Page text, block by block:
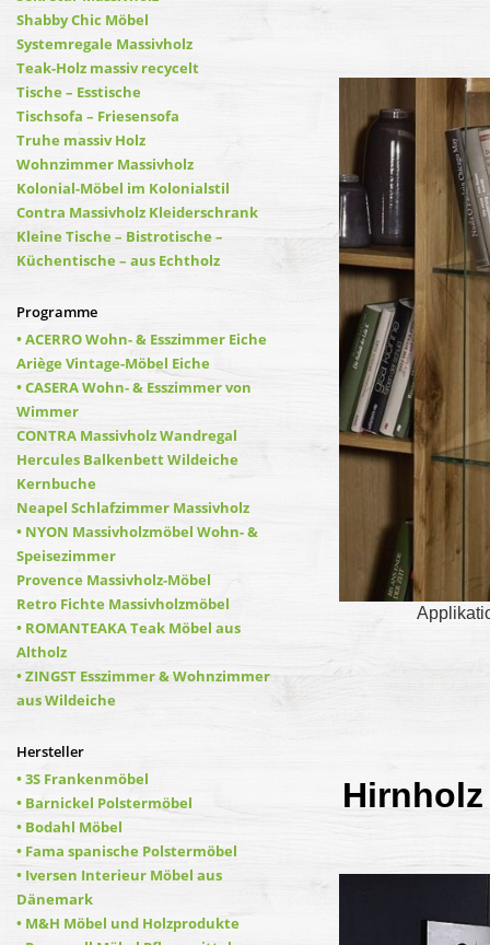
Shabby Chic Möbel
Systemregale Massivholz
Teak-Holz massiv recycelt
Tische – Esstische
Tischsofa – Friesensofa
Truhe massiv Holz
Wohnzimmer Massivholz
Kolonial-Möbel im Kolonialstil
Contra Massivholz Kleiderschrank
Kleine Tische – Bistrotische –
Küchentische – aus Echtholz
Programme
• ACERRO Wohn- & Esszimmer Eiche
Ariège Vintage-Möbel Eiche
• CASERA Wohn- & Esszimmer von
Wimmer
CONTRA Massivholz Wandregal
Hercules Balkenbett Wildeiche
Kernbuche
Neapel Schlafzimmer Massivholz
• NYON Massivholzmöbel Wohn- &
Speisezimmer
Provence Massivholz-Möbel
Retro Fichte Massivholzmöbel
• ROMANTEAKA Teak Möbel aus
Altholz
• ZINGST Esszimmer & Wohnzimmer
aus Wildeiche
Hersteller
• 3S Frankenmöbel
• Barnickel Polstermöbel
• Bodahl Möbel
• Fama spanische Polstermöbel
• Iversen Interieur Möbel aus
Dänemark
• M&H Möbel und Holzprodukte